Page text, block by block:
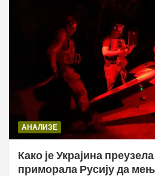
АНАЛИЗЕ
Како је Украјина
приморала Русију да